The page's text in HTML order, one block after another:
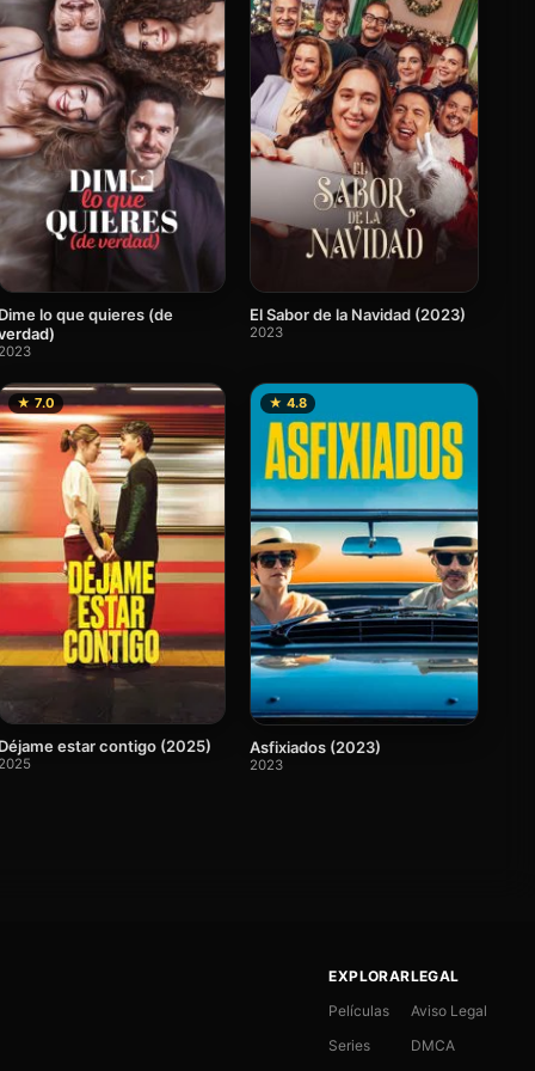
Dime lo que quieres (de
2023
El Sabor de la Navidad (2023)
2023
★ 7.0
Déjame estar contigo (2025)
2025
★ 4.8
Asfixiados (2023)
2023
EXPLORAR
Películas
Series
LEGAL
Aviso Legal
DMCA